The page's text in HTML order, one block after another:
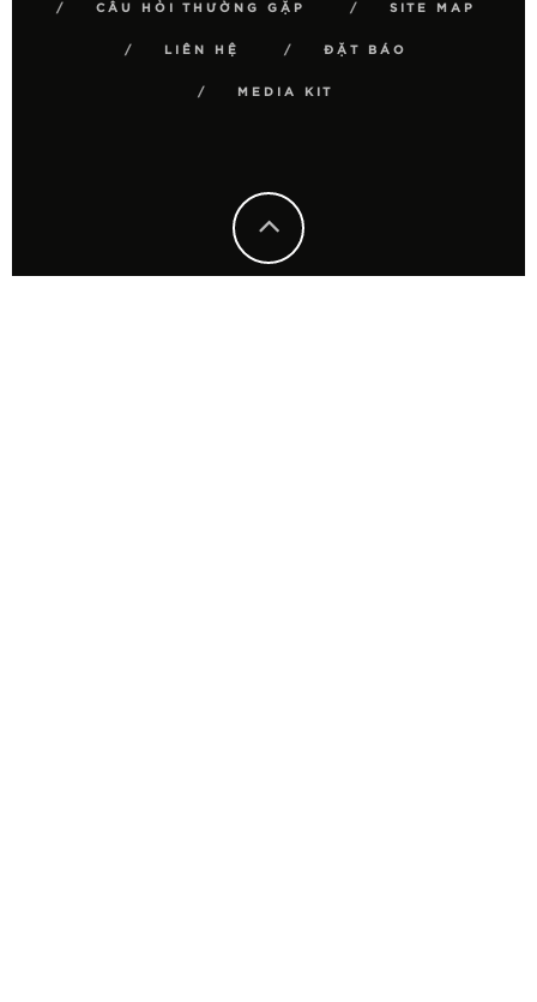
CÂU HỎI THƯỜNG GẶP SITE MAP
LIÊN HỆ ĐẶT BÁO
MEDIA KIT